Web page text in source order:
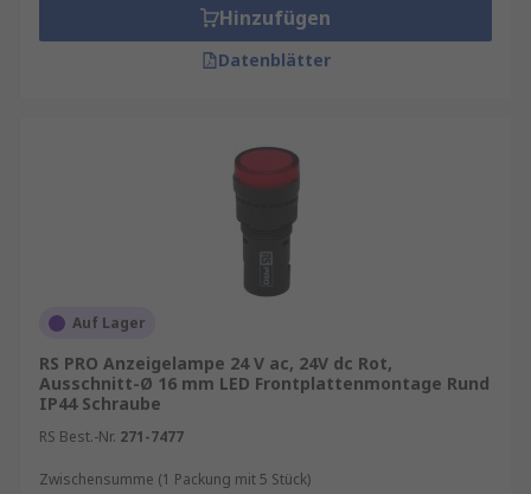
Hinzufügen
Datenblätter
Auf Lager
RS PRO Anzeigelampe 24 V ac, 24V dc Rot,
Ausschnitt-Ø 16 mm LED Frontplattenmontage Rund
IP44 Schraube
RS Best.-Nr. 271-7477
Zwischensumme (1 Packung mit 5 Stück)